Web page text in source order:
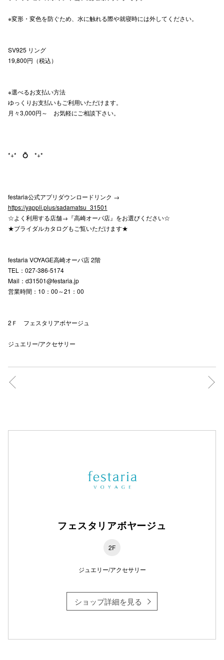
※変形・変色を防ぐため、水に触れる際や就寝時には外してください。
SV925 リング
19,800円（税込）
※選べるお支払い方法
ゆっくりお支払いもご利用いただけます。
月々3,000円～ お気軽にご相談下さい。
*+* 💍 *+*
festaria公式アプリダウンロードリンク →
https://yappli.plus/sadamatsu_31501
☆よく利用する店舗→『高崎オーパ店』をお選びください☆
★ブライダルカタログもご覧いただけます★
festaria VOYAGE高崎オーパ店 2階
TEL：027-386-5174
Mail：d31501@festaria.jp
営業時間：10：00～21：00
2Ｆ フェスタリアボヤージュ
ジュエリー/アクセサリー
フェスタリアボヤージュ
2F
ジュエリー/アクセサリー
ショップ詳細を見る